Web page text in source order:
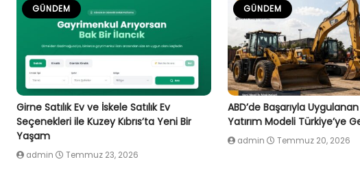
GÜNDEM
Girne Satılık Ev ve İskele Satılık Ev
Seçenekleri ile Kuzey Kıbrıs’ta Yeni Bir
Yaşam
admin Temmuz 23, 2026
GÜNDEM
ABD’de Başarıyla
Yatırım Modeli Türkiye’ye
admin Temmuz 20, 2026